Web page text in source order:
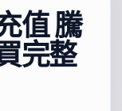
值 騰
完整